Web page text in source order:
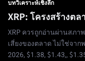
บทวิเคราะห์เชิงลึก
XRP: โครงสร้างต
XRP ควรถูกอ่านผ่านสภา
เสี่ยงของตลาด ไม่ใช่จาก
2026, $1.38, $1.43,,